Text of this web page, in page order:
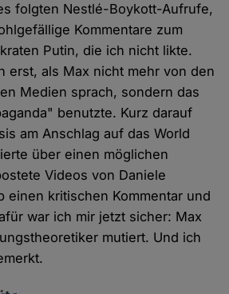
folgten Nestlé-Boykott-Aufrufe,
Kommentare zum
Putin, die ich nicht likte.
erst, als Max nicht mehr von den
Medien sprach, sondern das
benutzte. Kurz darauf
am Anschlag auf das World
über einen möglichen
Videos von Daniele
einen kritischen Kommentar und
war ich mir jetzt sicher: Max
mutiert. Und ich